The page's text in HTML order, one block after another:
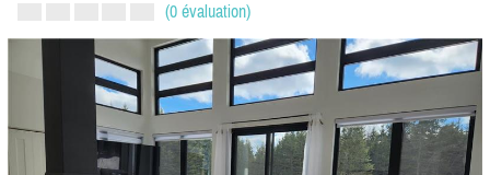
(0 évaluation)